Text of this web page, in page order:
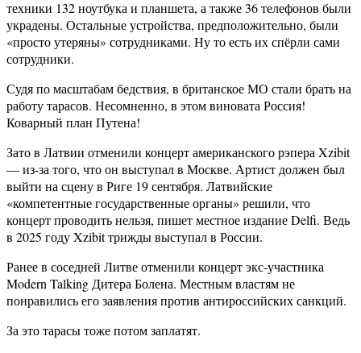
техники 132 ноутбука и планшета, а также 36 телефонов были
украдены. Остальные устройства, предположительно, были
«просто утеряны» сотрудниками. Ну то есть их спёрли сами
сотрудники.
Судя по масштабам бедствия, в британское МО стали брать на
работу тарасов. Несомненно, в этом виновата Россия!
Коварный план Путена!
Зато в Латвии отменили концерт американского рэпера Xzibit
— из-за того, что он выступал в Москве. Артист должен был
выйти на сцену в Риге 19 сентября. Латвийские
«компетентные государственные органы» решили, что
концерт проводить нельзя, пишет местное издание Delfi. Ведь
в 2025 году Xzibit трижды выступал в России.
Ранее в соседней Литве отменили концерт экс-участника
Modern Talking Дитера Болена. Местным властям не
понравились его заявления против антироссийских санкций.
За это тарасы тоже потом заплатят.